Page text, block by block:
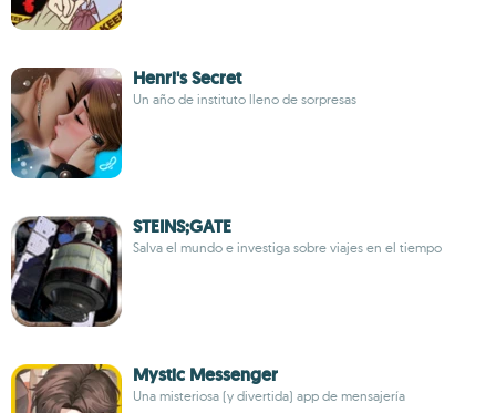
Henri's Secret
Un año de instituto lleno de sorpresas
STEINS;GATE
Salva el mundo e investiga sobre viajes en el tiempo
Mystic Messenger
Una misteriosa (y divertida) app de mensajería